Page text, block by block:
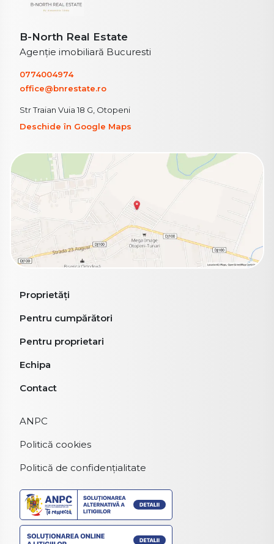
B-North Real Estate
Agenție imobiliară Bucuresti
0774004974
office@bnrestate.ro
Str Traian Vuia 18 G, Otopeni
Deschide în Google Maps
Proprietăți
Pentru cumpărători
Pentru proprietari
Echipa
Contact
ANPC
Politică cookies
Politică de confidențialitate